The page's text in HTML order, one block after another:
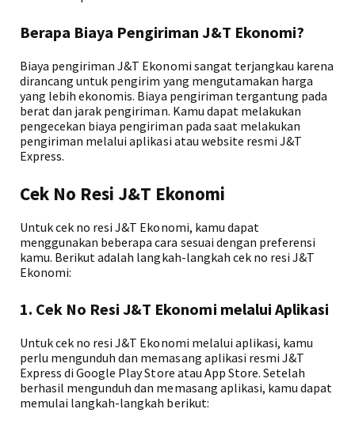
Berapa Biaya Pengiriman J&T Ekonomi?
Biaya pengiriman J&T Ekonomi sangat terjangkau karena
dirancang untuk pengirim yang mengutamakan harga
yang lebih ekonomis. Biaya pengiriman tergantung pada
berat dan jarak pengiriman. Kamu dapat melakukan
pengecekan biaya pengiriman pada saat melakukan
pengiriman melalui aplikasi atau website resmi J&T
Express.
Cek No Resi J&T Ekonomi
Untuk cek no resi J&T Ekonomi, kamu dapat
menggunakan beberapa cara sesuai dengan preferensi
kamu. Berikut adalah langkah-langkah cek no resi J&T
Ekonomi:
1. Cek No Resi J&T Ekonomi melalui Aplikasi
Untuk cek no resi J&T Ekonomi melalui aplikasi, kamu
perlu mengunduh dan memasang aplikasi resmi J&T
Express di Google Play Store atau App Store. Setelah
berhasil mengunduh dan memasang aplikasi, kamu dapat
memulai langkah-langkah berikut: